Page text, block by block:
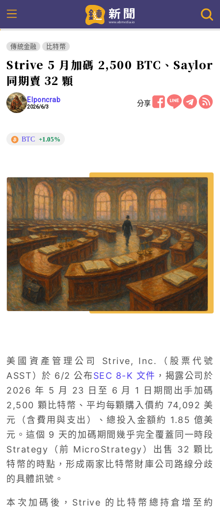
傳統金融 比特幣
Strive 5 月加碼 2,500 BTC、Saylor
同期賣 32 顆
Elponcrab
2026/6/3 分享
BTC +1.05%
美國資產管理公司 Strive, Inc.（股票代號
ASST）於 6/2 公布SEC 8-K 文件 ，揭露公司於
2026 年 5 月 23 日至 6 月 1 日期間出手加碼
2,500 顆比特幣、平均每顆購入價約 74,092 美
元（含費用與支出）、總投入金額約 1.85 億美
元。這個 9 天的加碼期間幾乎完全覆蓋同一時段
Strategy（前 MicroStrategy）出售 32 顆比
特幣的時點，形成兩家比特幣財庫公司路線分歧
的具體訊號。
本次加碼後，Strive 的比特幣總持倉增至約